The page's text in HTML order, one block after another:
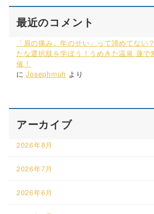
最近のコメント
「肩の痛み、年のせい」って諦めてない
たな選択肢を学ぼう！うめきた温泉 蓮で
催！
にJosephmuh より
アーカイブ
2026年8月
2026年7月
2026年6月